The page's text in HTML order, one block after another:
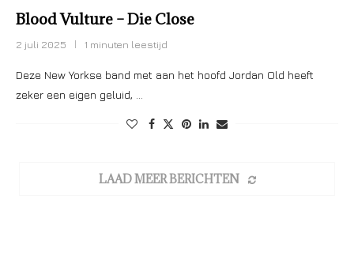
Blood Vulture – Die Close
2 juli 2025 1 minuten leestijd
Deze New Yorkse band met aan het hoofd Jordan Old heeft
zeker een eigen geluid, …
LAAD MEER BERICHTEN